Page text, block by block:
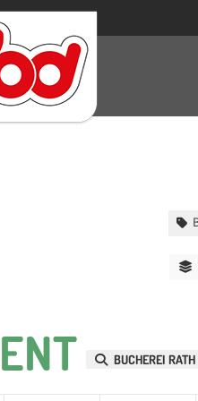
BUCHEREI RATH